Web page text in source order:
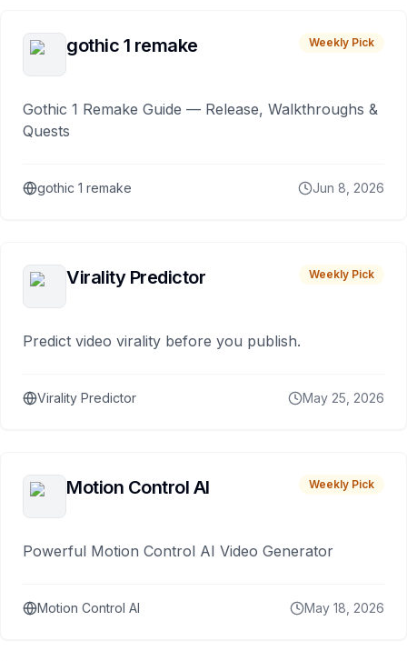
gothic 1 remake Weekly Pick
Gothic 1 Remake Guide — Release, Walkthroughs &
Quests
gothic 1 remake Jun 8, 2026
Virality Predictor Weekly Pick
Predict video virality before you publish.
Virality Predictor May 25, 2026
Motion Control AI Weekly Pick
Powerful Motion Control AI Video Generator
Motion Control AI May 18, 2026